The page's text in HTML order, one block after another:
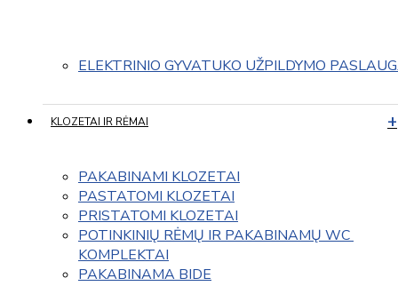
ELEKTRINIO GYVATUKO UŽPILDYMO
KLOZETAI IR RĖMAI
PAKABINAMI KLOZETAI
PASTATOMI KLOZETAI
PRISTATOMI KLOZETAI
POTINKINIŲ RĖMŲ IR PAKABINAMŲ WC
KOMPLEKTAI
PAKABINAMA BIDE